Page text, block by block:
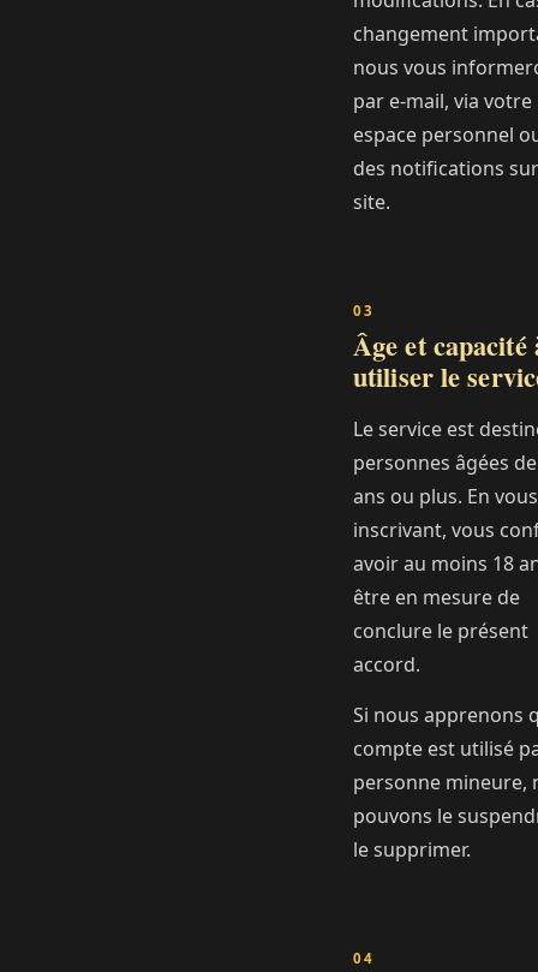
changement
nous vous
par e-mail, via votre
espace personnel
des notifications
site.
Âge et capacité
utiliser le
Le service est
personnes âgées
ans ou plus. En vous
inscrivant, vous
avoir au moins 18
être en mesure de
conclure le présent
accord.
Si nous apprenons
compte est utilisé
personne mineure,
pouvons le
le supprimer.